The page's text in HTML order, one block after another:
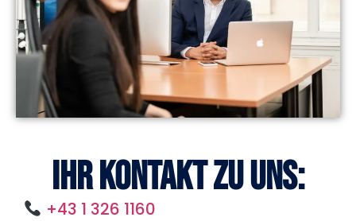
Ihr Kontakt zu uns:
+43 1 326 1160